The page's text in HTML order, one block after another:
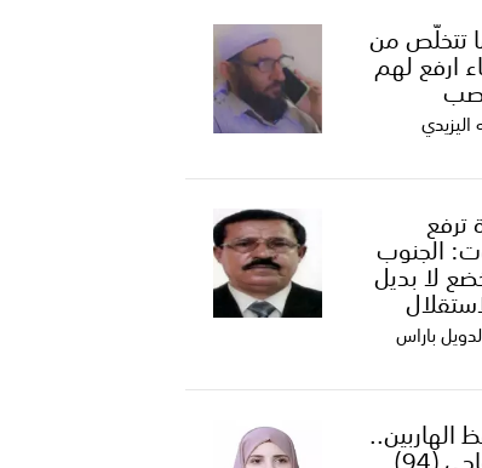
تتخلّص من
ارفع لهم
اليزيدي
الجنوب
لا بديل
باراس
الهاربين..